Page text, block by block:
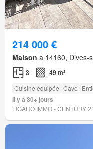
214 000 €
Maison à 14160, Dives-
3 49 m²
Cuisine équipée Cave
Il y a 30+ jours
FIGARO IMMO - CENTURY